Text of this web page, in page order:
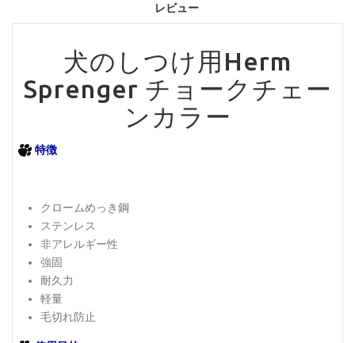
レビュー
犬のしつけ用Herm
Sprenger チョークチェー
ンカラー
特徴
クロームめっき鋼
ステンレス
非アレルギー性
強固
耐久力
軽量
毛切れ防止